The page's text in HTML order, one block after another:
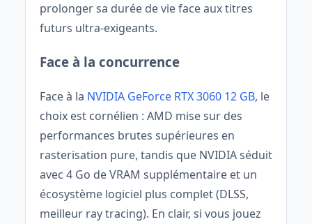
prolonger sa durée de vie face aux titres
futurs ultra-exigeants.
Face à la concurrence
Face à la NVIDIA GeForce RTX 3060 12 GB, le
choix est cornélien : AMD mise sur des
performances brutes supérieures en
rasterisation pure, tandis que NVIDIA séduit
avec 4 Go de VRAM supplémentaire et un
écosystème logiciel plus complet (DLSS,
meilleur ray tracing). En clair, si vous jouez